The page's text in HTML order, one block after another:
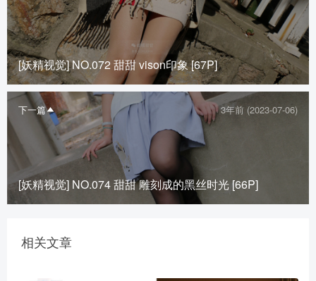
[妖精视觉] NO.072 甜甜 vison印象 [67P]
下一篇 3年前 (2023-07-06)
[妖精视觉] NO.074 甜甜 雕刻成的黑丝时光 [66P]
相关文章